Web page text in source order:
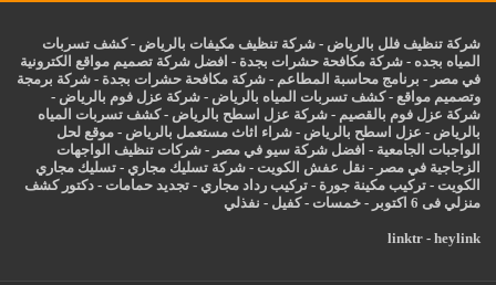
شركة تنظيف فلل بالرياض -شركة تنظيف مكيفات بالرياض -كشف تسربات
المياه بجده -شركة مكافحة حشرات بجدة - افضل شركة تصميم مواقع الكترونية
في مصر - برنامج محاسبة المطاعم -شركة مكافحة حشرات بجدة -شركة برمجة
وتصميم مواقع -كشف تسربات المياه بالرياض -شركة عزل فوم بالرياض -
شركة عزل فوم بالقصيم -شركة عزل اسطح بالرياض -كشف تسربات المياه
بالرياض - عزل اسطح بالرياض -شراء اثاث مستعمل بالرياض - موقع لحل
الواجبات الجامعية - افضل شركة سيو في مصر -شركات تنظيف الواجهات
الزجاجية في مصر - نقل عفش الكويت -شركة تسليك مجاري -تسليك مجاري
الكويت -تركيب مكينة جورة -تركيب رداد مجاري -تجديد حمامات -دكتور كشف
منزلي فى 6 اكتوبر
-خمسات -كفيل - نفذلي
linktr- heylink